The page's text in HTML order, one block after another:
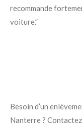
recommande
voiture.”
Besoin d’un
Nanterre ?